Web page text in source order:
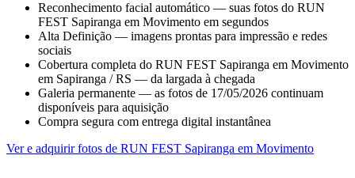
Reconhecimento facial automático — suas fotos do RUN
FEST Sapiranga em Movimento em segundos
Alta Definição — imagens prontas para impressão e redes
sociais
Cobertura completa do RUN FEST Sapiranga em Movimento
em Sapiranga / RS — da largada à chegada
Galeria permanente — as fotos de 17/05/2026 continuam
disponíveis para aquisição
Compra segura com entrega digital instantânea
Ver e adquirir fotos de RUN FEST Sapiranga em Movimento